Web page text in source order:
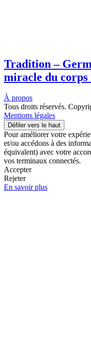
Tradition –
miracle du
À propos
Tous droits réservés.
Mentions légales
Défiler vers le haut
Pour améliorer votre
et/ou accédons à des
équivalent) avec votre
vos terminaux connectés.
Accepter
Rejeter
En savoir plus